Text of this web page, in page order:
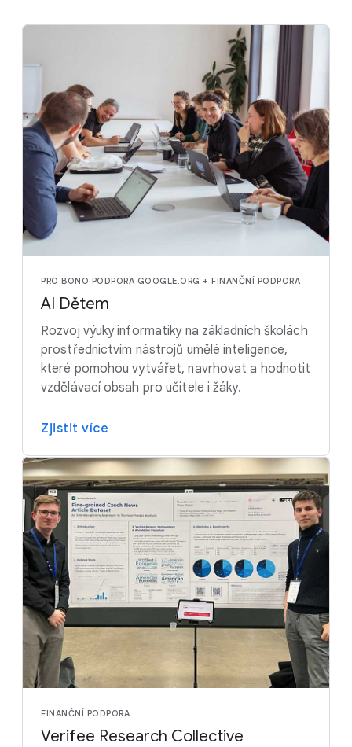
PRO BONO PODPORA GOOGLE.ORG + FINANČNÍ PODPORA
AI Dětem
Rozvoj výuky informatiky na základních školách
prostřednictvím nástrojů umělé inteligence,
které pomohou vytvářet, navrhovat a hodnotit
vzdělávací obsah pro učitele i žáky.
Zjistit více
FINANČNÍ PODPORA
Verifee Research Collective